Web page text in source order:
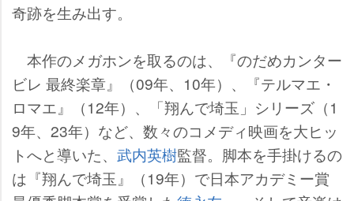
奇跡を生み出す。
本作のメガホンを取るのは、『のだめカンター
ビレ 最終楽章』（09年、10年）、『テルマエ・
ロマエ』（12年）、「翔んで埼玉」シリーズ（1
9年、23年）など、数々のコメディ映画を大ヒッ
トへと導いた、 武内英樹監督。脚本を手掛けるの
は『翔んで埼玉』（19年）で日本アカデミー賞